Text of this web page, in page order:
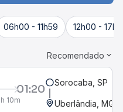
06h00 - 11h59 12h00 -
Recomendado
01:20
10m
Sorocaba, SP
Uberlândia, MG -